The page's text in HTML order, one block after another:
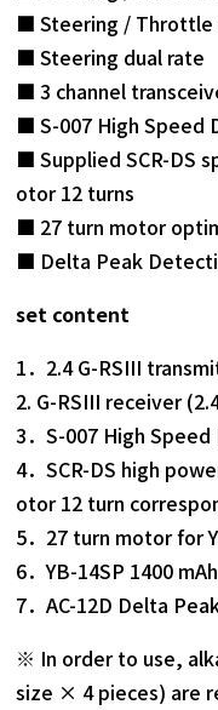
■ Steering / Throttle
■ Steering dual rate
■ 3 channel
■ S-007 High Speed
■ Supplied SCR-DS
otor 12 turns
■ 27 turn motor
■ Delta Peak
set content
1．2.4 G-RSIII
2. G-RSIII receiver
3．S-007 High
4．SCR-DS high
otor 12 turn
5．27 turn motor for
6．YB-14SP 1400
7．AC-12D Delta
※ In order to use,
size × 4 pieces) are